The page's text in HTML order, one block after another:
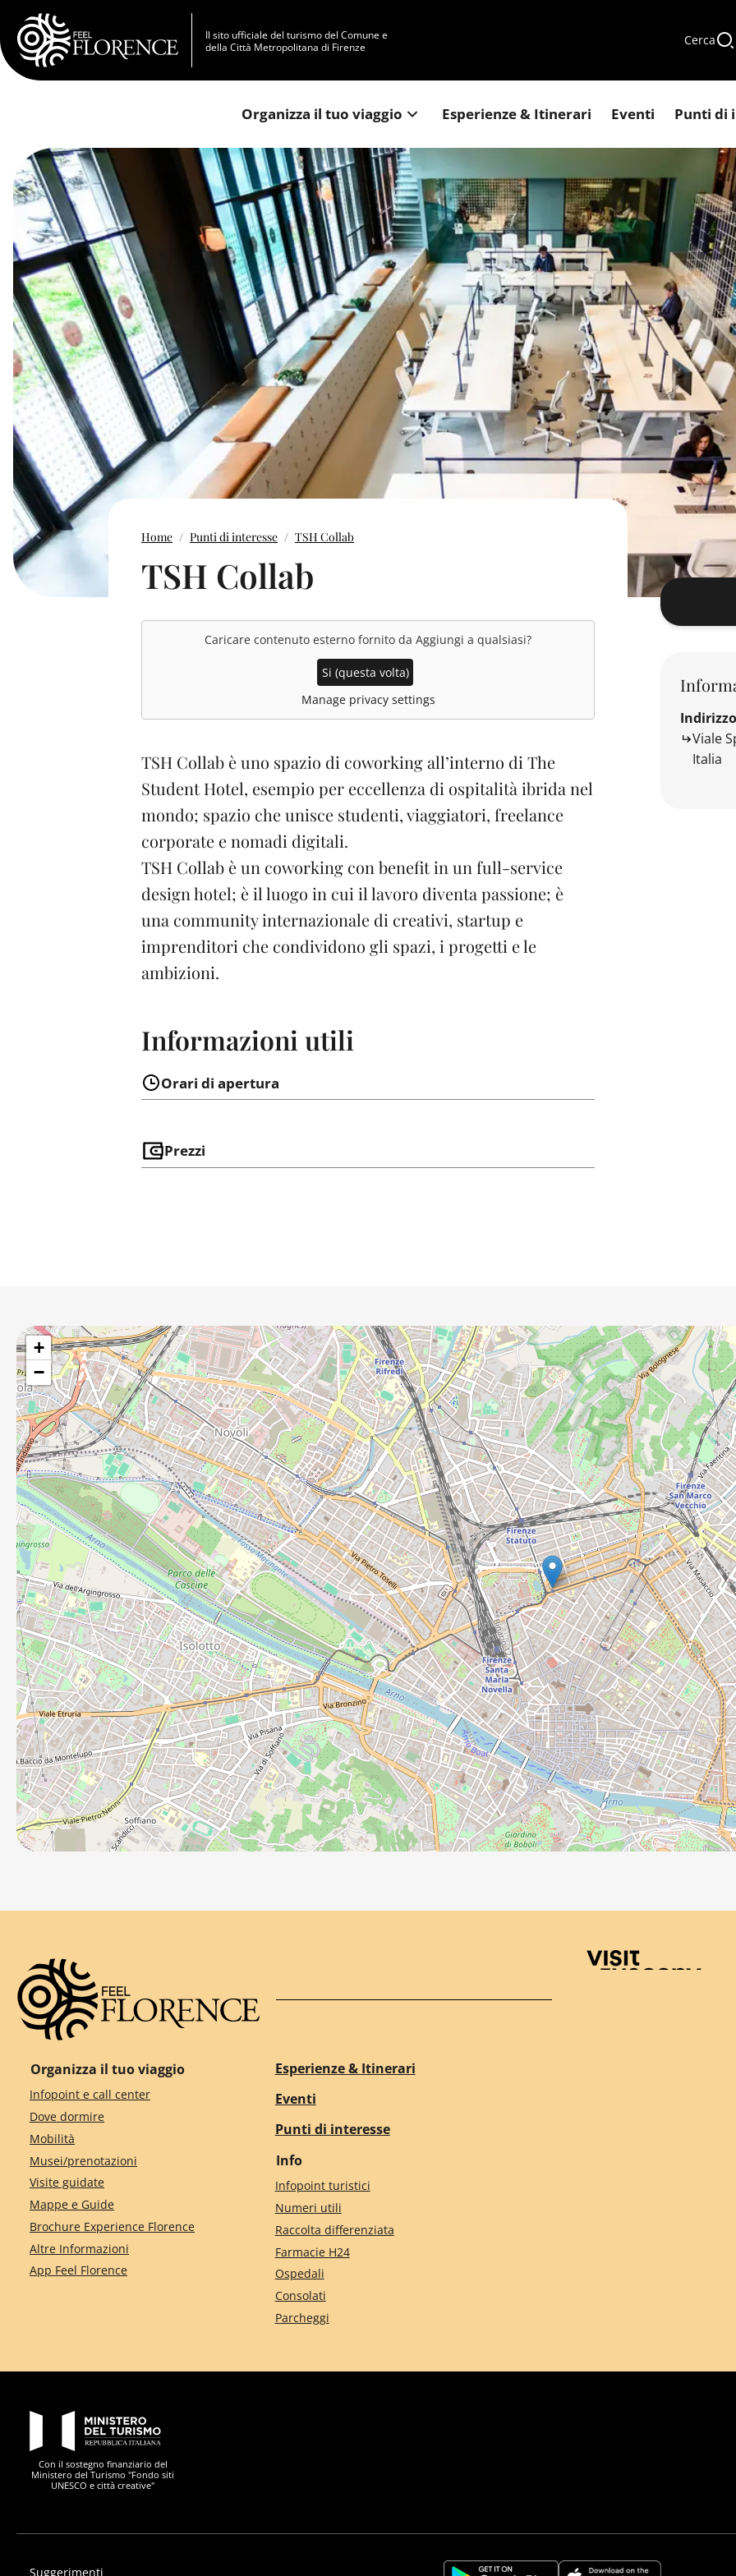
Salta al contenuto principale
Il sito ufficiale del turismo del Comune e
della Città Metropolitana di Firenze
Cerca
Organizza il tuo viaggio Esperienze & Itinerari Eventi Punti di
Home Punti di interesse TSH Collab
TSH Collab
Caricare contenuto esterno fornito da Aggiungi a qualsiasi?
Si (questa volta)
Manage privacy settings
TSH Collab è uno spazio di coworking all’interno di The
Student Hotel, esempio per eccellenza di ospitalità ibrida nel
mondo; spazio che unisce studenti, viaggiatori, freelance
corporate e nomadi digitali.
TSH Collab è un coworking con benefit in un full-service
design hotel; è il luogo in cui il lavoro diventa passione; è
una community internazionale di creativi, startup e
imprenditori che condividono gli spazi, i progetti e le
ambizioni.
Informazioni utili
Orari di apertura
Prezzi
Indirizzo
Viale
Italia
+
−
Visit Tuscany
Organizza il tuo viaggio
Infopoint e call center
Dove dormire
Mobilità
Musei/prenotazioni
Visite guidate
Mappe e Guide
Brochure Experience Florence
Altre Informazioni
App Feel Florence
Esperienze & Itinerari
Eventi
Punti di interesse
Info
Infopoint turistici
Numeri utili
Raccolta differenziata
Farmacie H24
Ospedali
Consolati
Parcheggi
Con il sostegno finanziario del
Ministero del Turismo "Fondo siti
UNESCO e città creative"
Città Metropolitana
Suggerimenti